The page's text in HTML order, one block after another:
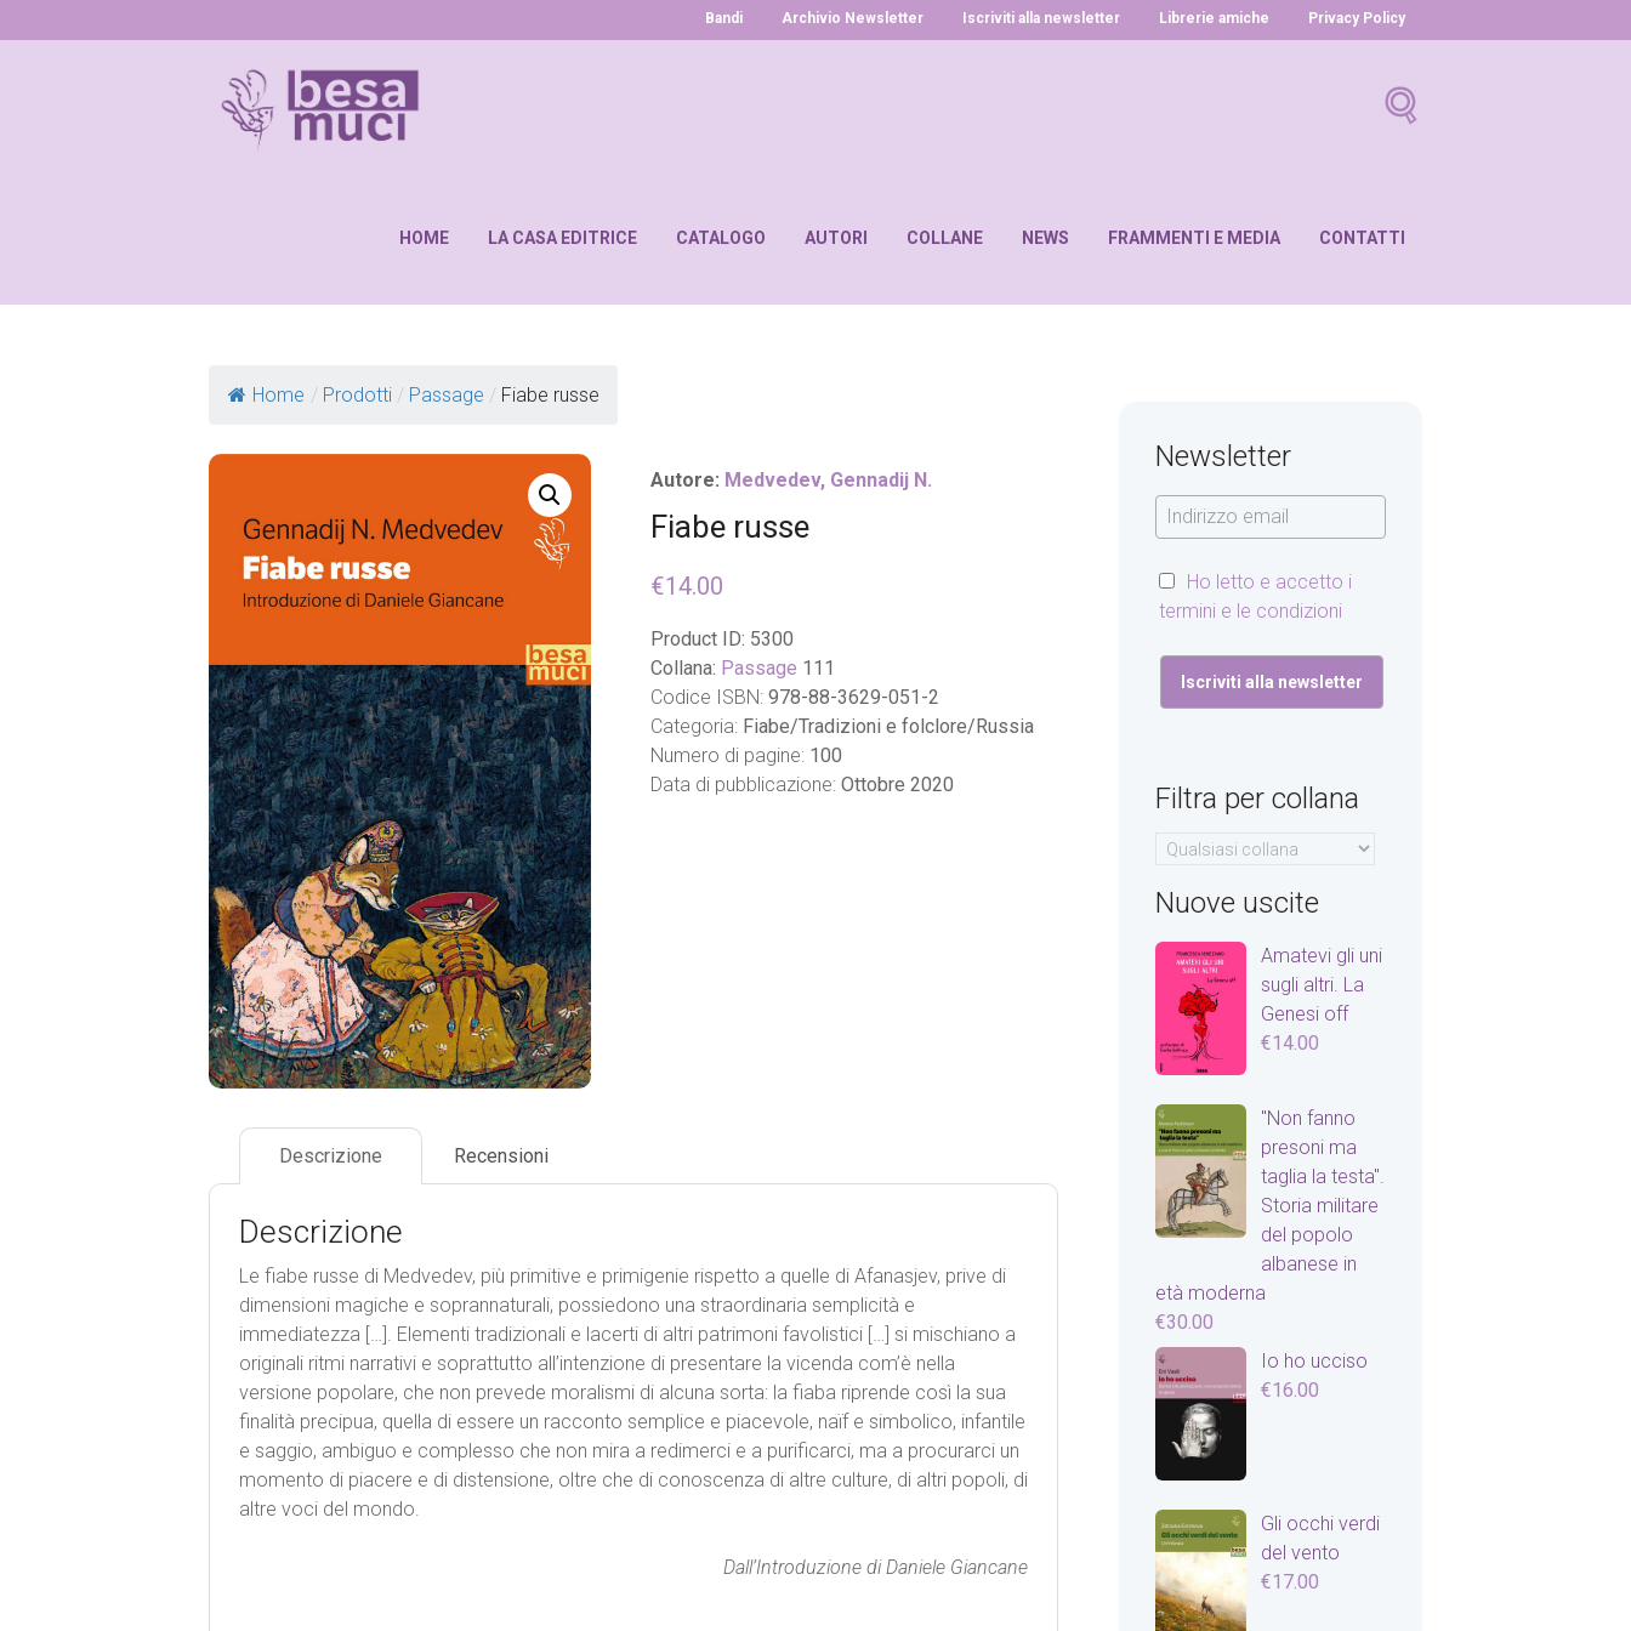
Bandi Archivio Newsletter Iscriviti alla newsletter Librerie amiche Privacy Policy
HOME LA CASA EDITRICE CATALOGO AUTORI COLLANE NEWS FRAMMENTI E MEDIA CONTATTI
Home / Prodotti / Passage / Fiabe russe
Autore: Medvedev, Gennadij N.
Fiabe russe
€14.00
Product ID: 5300
Collana: Passage 111
Codice ISBN: 978-88-3629-051-2
Categoria: Fiabe/Tradizioni e folclore/Russia
Numero di pagine: 100
Data di pubblicazione: Ottobre 2020
Descrizione Recensioni
Descrizione
Le fiabe russe di Medvedev, più primitive e primigenie rispetto a quelle di Afanasjev, prive di
dimensioni magiche e soprannaturali, possiedono una straordinaria semplicità e
immediatezza […]. Elementi tradizionali e lacerti di altri patrimoni favolistici […] si mischiano a
originali ritmi narrativi e soprattutto all’intenzione di presentare la vicenda com’è nella
versione popolare, che non prevede moralismi di alcuna sorta: la fiaba riprende così la sua
finalità precipua, quella di essere un racconto semplice e piacevole, naïf e simbolico, infantile
e saggio, ambiguo e complesso che non mira a redimerci e a purificarci, ma a procurarci un
momento di piacere e di distensione, oltre che di conoscenza di altre culture, di altri popoli, di
altre voci del mondo.
Dall’Introduzione di Daniele Giancane
Newsletter
Ho letto e accetto i
termini e le condizioni
Filtra per collana
Nuove uscite
Amatevi gli uni
sugli altri. La
Genesi off
€14.00
"Non fanno
presoni ma
taglia la testa".
Storia militare
del popolo
albanese in
età moderna
€30.00
Io ho ucciso
€16.00
Gli occhi verdi
del vento
€17.00